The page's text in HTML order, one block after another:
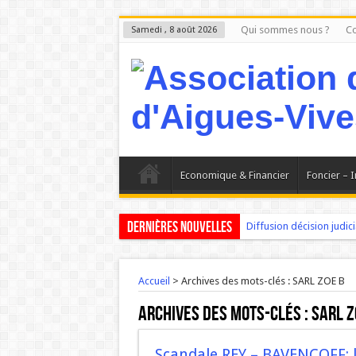
Samedi , 8 août 2026 Qui sommes nous ?
Economique & Financier Foncier –
Dernières nouvelles Diffusion décision
Madame PRADEILLE
AIGUES-VIVES : Les
L ‘Expérience bloque,
Accueil > Archives des mots-clés : SARL ZOE B
Archives des mots-clés :SARL